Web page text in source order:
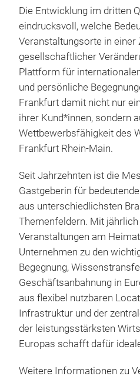
Die Entwicklung im dritten
eindrucksvoll, welche
Veranstaltungsorte in
gesellschaftlicher
Plattform für
und persönliche
Frankfurt damit nicht nur
ihrer Kund*innen, sondern
Wettbewerbsfähigkeit des
Frankfurt Rhein-Main.
Seit Jahrzehnten ist die
Gastgeberin für
aus unterschiedlichsten
Themenfeldern. Mit jährlich
Veranstaltungen am
Unternehmen zu den
Begegnung,
Geschäftsanbahnung in
aus flexibel nutzbaren
Infrastruktur und der
der leistungsstärksten
Europas schafft dafür
Weitere Informationen zu